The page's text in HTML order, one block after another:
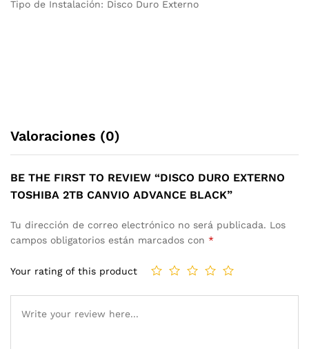
Tipo de Instalación: Disco Duro Externo
Valoraciones (0)
BE THE FIRST TO REVIEW “DISCO DURO EXTERNO
TOSHIBA 2TB CANVIO ADVANCE BLACK”
Tu dirección de correo electrónico no será publicada. Los
campos obligatorios están marcados con *
Your rating of this product